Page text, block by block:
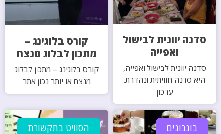
סדנה יוונית לבישול
ואפייה
סדנה יוונית לבישול ואפייה,
היא סדנה חוויתית ונהדרת.
עדכון
קורס בלוגינג –
מתכון לבלוג מנצח
קורס בלוגינג – מתכון לבלוג
מנצח או יותר נכון אתר
בונבונים הסוויט בתקשורת